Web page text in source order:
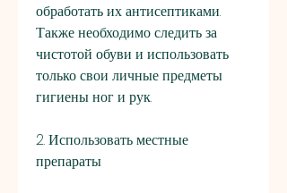
обработать их антисептиками.
Также необходимо следить за
чистотой обуви и использовать
только свои личные предметы
гигиены ног и рук.
2. Использовать местные
препараты